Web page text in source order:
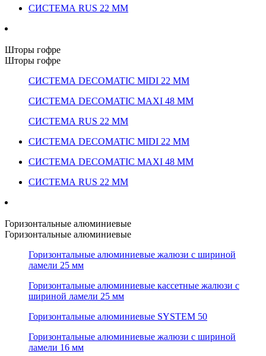
СИСТЕМА RUS 22 ММ
Шторы гофре
Шторы гофре
СИСТЕМА DECOMATIC MIDI 22 ММ
СИСТЕМА DECOMATIC MAXI 48 ММ
СИСТЕМА RUS 22 ММ
СИСТЕМА DECOMATIC MIDI 22 ММ
СИСТЕМА DECOMATIC MAXI 48 ММ
СИСТЕМА RUS 22 ММ
Горизонтальные алюминиевые
Горизонтальные алюминиевые
Горизонтальные алюминиевые жалюзи с шириной
ламели 25 мм
Горизонтальные алюминиевые кассетные жалюзи с
шириной ламели 25 мм
Горизонтальные алюминиевые SYSTEM 50
Горизонтальные алюминиевые жалюзи с шириной
ламели 16 мм